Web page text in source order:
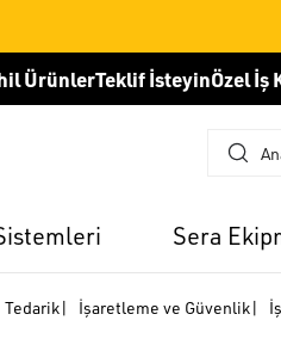
ÜrünlerTeklif İsteyinÖzel İş
Sera
Tedarik| İşaretleme ve Güvenlik|